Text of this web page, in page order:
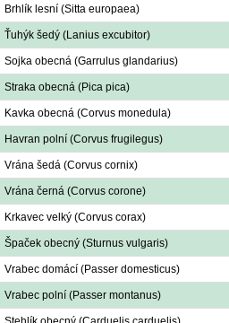
Brhlík lesní (Sitta europaea)
Ťuhýk šedý (Lanius excubitor)
Sojka obecná (Garrulus glandarius)
Straka obecná (Pica pica)
Kavka obecná (Corvus monedula)
Havran polní (Corvus frugilegus)
Vrána šedá (Corvus cornix)
Vrána černá (Corvus corone)
Krkavec velký (Corvus corax)
Špaček obecný (Sturnus vulgaris)
Vrabec domácí (Passer domesticus)
Vrabec polní (Passer montanus)